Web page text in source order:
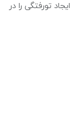
تورفتگی را در